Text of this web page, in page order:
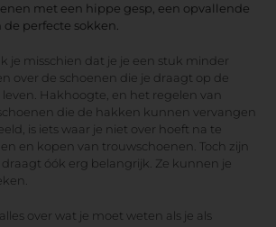
met een hippe gesp, een opvallende
perfecte sokken.
je misschien dat je je een stuk minder
over de schoenen die je draagt op de
Hakhoogte, en het regelen van
die de hakken kunnen vervangen
is iets waar je niet over hoeft na te
en kopen van trouwschoenen. Toch zijn
óók erg belangrijk. Ze kunnen je
over wat je moet weten als je als